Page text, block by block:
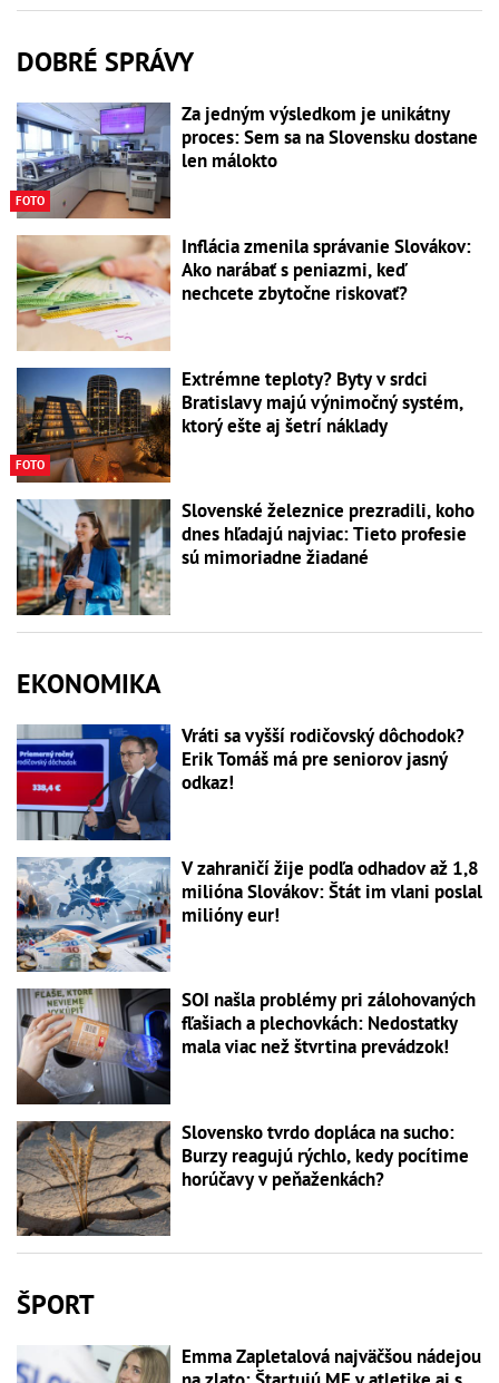
DOBRÉ SPRÁVY
FOTO
Za jedným výsledkom je unikátny
proces: Sem sa na Slovensku dostane
len málokto
Inflácia zmenila správanie Slovákov:
Ako narábať s peniazmi, keď
nechcete zbytočne riskovať?
FOTO
Extrémne teploty? Byty v srdci
Bratislavy majú výnimočný systém,
ktorý ešte aj šetrí náklady
Slovenské železnice prezradili, koho
dnes hľadajú najviac: Tieto profesie
sú mimoriadne žiadané
EKONOMIKA
Vráti sa vyšší rodičovský dôchodok?
Erik Tomáš má pre seniorov jasný
odkaz!
V zahraničí žije podľa odhadov až 1,8
milióna Slovákov: Štát im vlani poslal
milióny eur!
SOI našla problémy pri zálohovaných
fľašiach a plechovkách: Nedostatky
mala viac než štvrtina prevádzok!
Slovensko tvrdo dopláca na sucho:
Burzy reagujú rýchlo, kedy pocítime
horúčavy v peňaženkách?
ŠPORT
Emma Zapletalová najväčšou nádejou